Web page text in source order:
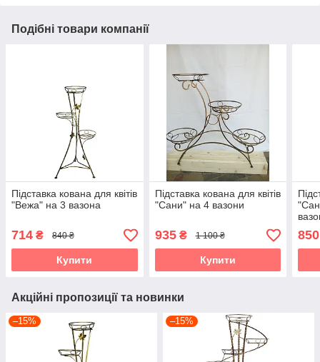
Подібні товари компанії
Підставка кована для квітів
"Вежа" на 3 вазона
714 ₴ 840 ₴
Купити
Підставка кована для квітів
"Сани" на 4 вазони
935₴ 1 100 ₴
Купити
850
Акційні пропозиції та новинки
–15% –15%